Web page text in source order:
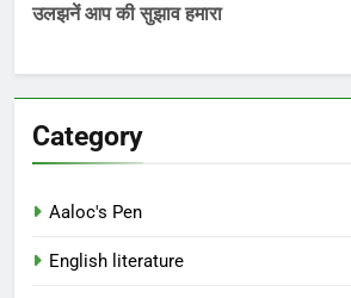
उलझनें आप की सुझाव हमारा
Category
Aaloc's Pen
English literature